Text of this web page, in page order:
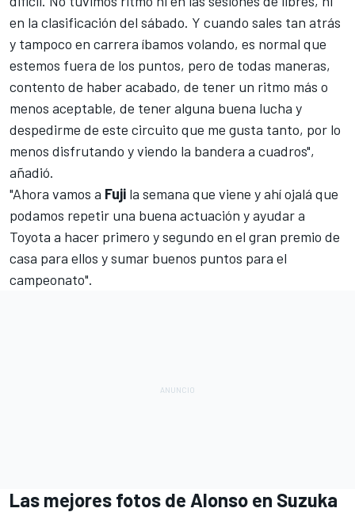
en la clasificación del sábado. Y cuando sales tan atrás
y tampoco en carrera íbamos volando, es normal que
estemos fuera de los puntos, pero de todas maneras,
contento de haber acabado, de tener un ritmo más o
menos aceptable, de tener alguna buena lucha y
despedirme de este circuito que me gusta tanto, por lo
menos disfrutando y viendo la bandera a cuadros",
añadió.
"Ahora vamos a Fuji la semana que viene y ahí ojalá que
podamos repetir una buena actuación y ayudar a
Toyota a hacer primero y segundo en el gran premio de
casa para ellos y sumar buenos puntos para el
campeonato".
Las mejores fotos de Alonso en Suzuka